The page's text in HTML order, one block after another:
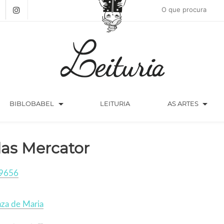
BIBLOBABEL arrow_drop_down LEITURIA AS ARTES arrow_drop_down
Mercator
de Maria